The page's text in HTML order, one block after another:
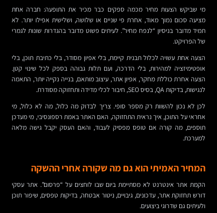
מי שביקש הצעות מחיר מכמה ספקים כבר מכיר את התופעה: חברה אחת
מציעה סכום נמוך מאוד, אחרת פי שניים או שלושה, ושלישית אפילו יותר. לא
תמיד מדובר בניסיון “לנפח מחיר”. לעיתים פשוט מדובר בהגדרות שונות לגמרי
של הפרויקט.
הצעה אחת עשויה לכלול תבנית קיימת, בלי אפיון מסודר, בלי כתיבת תוכן, בלי
אופטימיזציה למהירות, בלי הדרכה, ועם תלות גבוהה בספק לכל שינוי קטן.
הצעה אחרת כוללת מחקר, אפיון אתר, עיצוב מותאם, בנייה נקייה יותר, התאמה
לנגישות, בדיקות QA, בסיס SEO, חיבור לכלי מדידה ותחזוקה מסודרת.
לכן לא נכון להשוות רק מספר סופי. צריך לבדוק מה כלול, מה לא כלול, מי
אחראי על התוכן, איך נראית התחזוקה, האם האתר באמת רספונסיבי, מי מעדכן
תוספים, מה קורה אם טופס מפסיק לעבוד, והאם העסק יקבל גישה מלאה
למערכת.
המחיר האמיתי הוא גם מה שקורה אחרי ההשקה
הקמת אתר אינטרנט לא מסתיימת ביום שבו לוחצים על “פרסום”. אתר עסקי
דורש תחזוקת אתר, עדכונים, גיבויים, ניטור אבטחה, בדיקות טפסים, שיפור תוכן
ולעיתים גם שדרוגי ביצועים.